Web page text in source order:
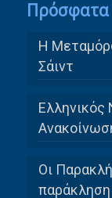
Η
Σάιντ
Ελληνικός
Οι
παράκληση